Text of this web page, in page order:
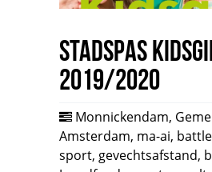
Stadspas
2019/2020
Monnickendam,
Amsterdam, ma-ai, battle
sport, gevechtsafstand,